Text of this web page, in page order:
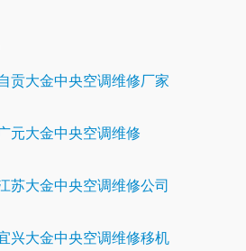
贡大金中央空调维修厂家
元大金中央空调维修
苏大金中央空调维修公司
兴大金中央空调维修移机